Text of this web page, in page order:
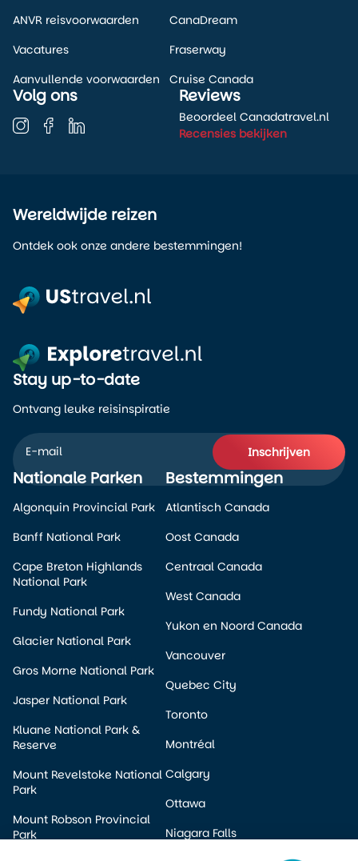
ANVR reisvoorwaarden
Vacatures
Aanvullende voorwaarden
CanaDream
Fraserway
Cruise Canada
Volg ons Reviews
Beoordeel Canadatravel.nl
Recensies bekijken
Wereldwijde reizen
Ontdek ook onze andere bestemmingen!
Nationale Parken
Algonquin Provincial Park
Banff National Park
Cape Breton Highlands
National Park
Fundy National Park
Glacier National Park
Gros Morne National Park
Jasper National Park
Kluane National Park &
Reserve
Mount Revelstoke National
Park
Mount Robson Provincial
Park
Bestemmingen
Atlantisch Canada
Oost Canada
Centraal Canada
West Canada
Yukon en Noord Canada
Vancouver
Quebec City
Toronto
Montréal
Calgary
Ottawa
Niagara Falls
Stay up-to-date
Ontvang leuke reisinspiratie
Inschrijven
Alternative: